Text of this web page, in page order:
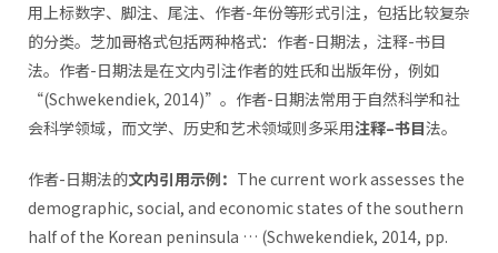
用上标数字、脚注、尾注、作者-年份等形式引注，包括比较复杂
的分类。芝加哥格式包括两种格式：作者-日期法，注释-书目
法。作者-日期法是在文内引注作者的姓氏和出版年份，例如
“(Schwekendiek, 2014)”。作者-日期法常用于自然科学和社
会科学领域，而文学、历史和艺术领域则多采用注释–书目法。
作者-日期法的文内引用示例： The current work assesses the
demographic, social, and economic states of the southern
half of the Korean peninsula … (Schwekendiek, 2014, pp.